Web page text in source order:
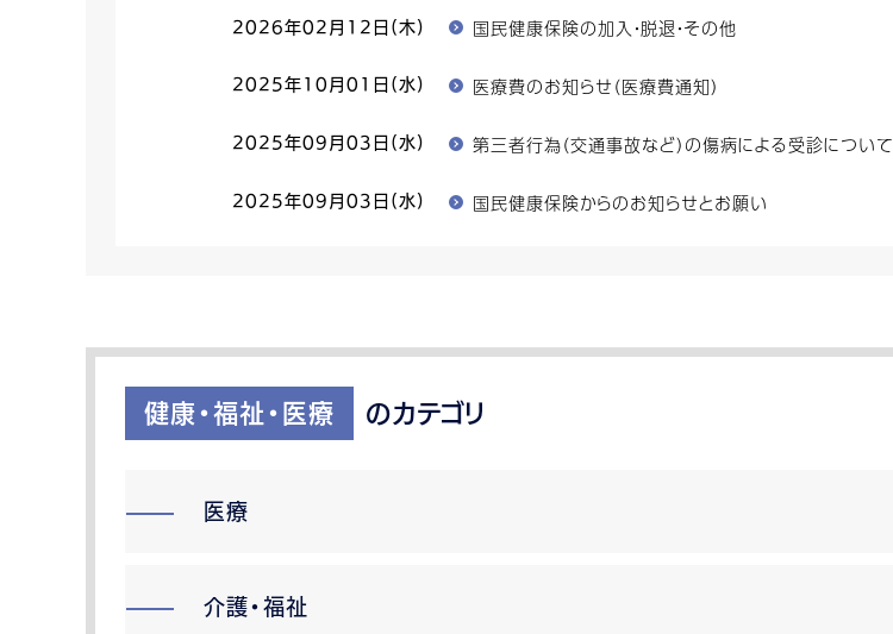
2026年02月12日(木) 国民健康保険の加入・脱退・その他
2025年10月01日(水) 医療費のお知らせ（医療費通知）
2025年09月03日(水) 第三者行為（交通事故など）の傷病による受診について
2025年09月03日(水) 国民健康保険からのお知らせとお願い
健康・福祉・医療 のカテゴリ
医療
介護・福祉